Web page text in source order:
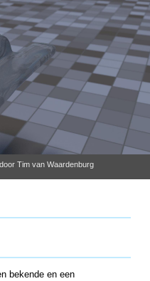
Tim van Waardenburg
bekende en een